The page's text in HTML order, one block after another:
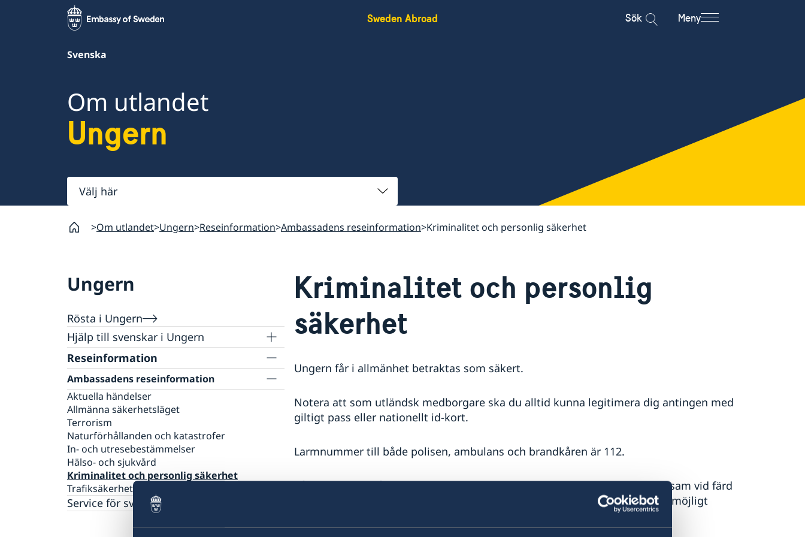
Sweden Abroad Sök Meny
Svenska
Om utlandet
Ungern
Välj
här
Om utlandet Ungern Reseinformation Ambassadens reseinformation Kriminalitet och personlig säkerhet
Ungern
Rösta i Ungern
Hjälp till svenskar i Ungern
Rösta i Ungern
Akut hjälp
Pass i Ungern
Boka tid för pass och nationellt ID-kort i
Ungern
Pass och nationellt ID-kort för vuxen
Pass och nationellt ID-kort för barn
Hjälp kring medborgarskap
Gifta sig i Ungern
Avgifter
Översättningar och legaliseringar
Reseinformation
Ambassadens reseinformation
Aktuella händelser
Allmänna säkerhetsläget
Terrorism
Naturförhållanden och katastrofer
In- och utresebestämmelser
Hälso- och sjukvård
Kriminalitet och personlig säkerhet
Trafiksäkerhet
Service för svenska företag
Kriminalitet och personlig
säkerhet
Ungern får i allmänhet betraktas som säkert.
Notera att som utländsk medborgare ska du alltid kunna legitimera dig antingen med
giltigt pass eller nationellt id-kort.
Larmnummer till både polisen, ambulans och brandkåren är 112.
På platser där många turister vistas förekommer fickstölder. Var uppmärksam vid färd
på allmänna kommunikationsmedel, restauranger och caféer. Använd om möjligt